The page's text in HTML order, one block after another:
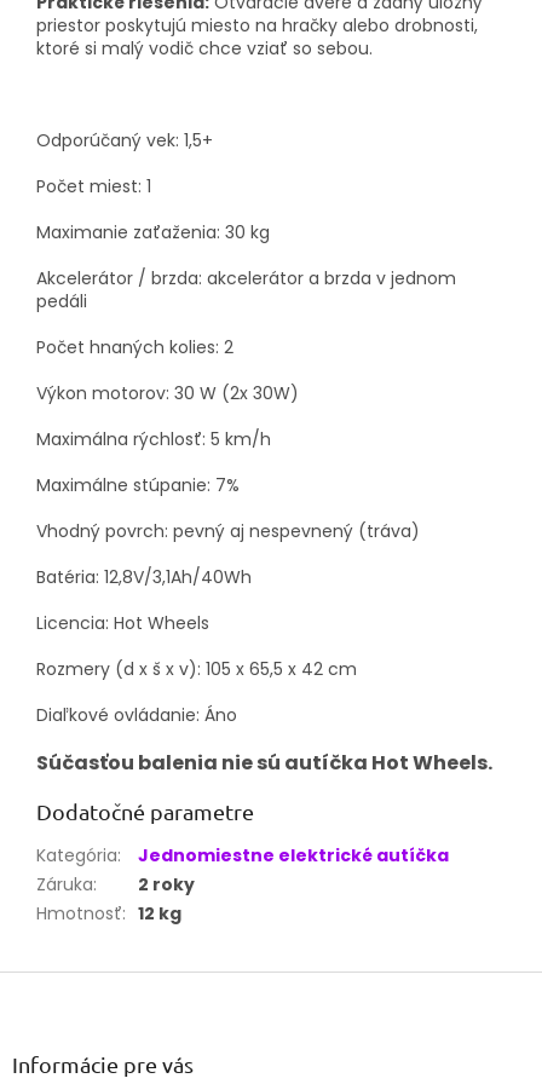
priestor poskytujú miesto na hračky alebo drobnosti,
ktoré si malý vodič chce vziať so sebou.
Odporúčaný vek: 1,5+
Počet miest: 1
Maximanie zaťaženia: 30 kg
Akcelerátor / brzda: akcelerátor a brzda v jednom
pedáli
Počet hnaných kolies: 2
Výkon motorov: 30 W (2x 30W)
Maximálna rýchlosť: 5 km/h
Maximálne stúpanie: 7%
Vhodný povrch: pevný aj nespevnený (tráva)
Batéria: 12,8V/3,1Ah/40Wh
Licencia: Hot Wheels
Rozmery (d x š x v): 105 x 65,5 x 42 cm
Diaľkové ovládanie: Áno
Súčasťou balenia nie sú autíčka Hot Wheels.
Dodatočné parametre
Kategória:
Jednomiestne elektrické autíčka
Záruka:
2 roky
Hmotnosť: 12 kg
Informácie pre vás